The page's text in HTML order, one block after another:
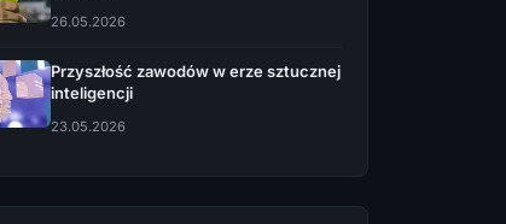
26.05.2026
Przyszłość zawodów w erze sztucznej
inteligencji
23.05.2026